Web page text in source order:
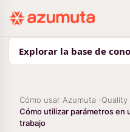
Explorar la base de
Cómo usar Azumuta Quality
Cómo utilizar parámetros en
trabajo